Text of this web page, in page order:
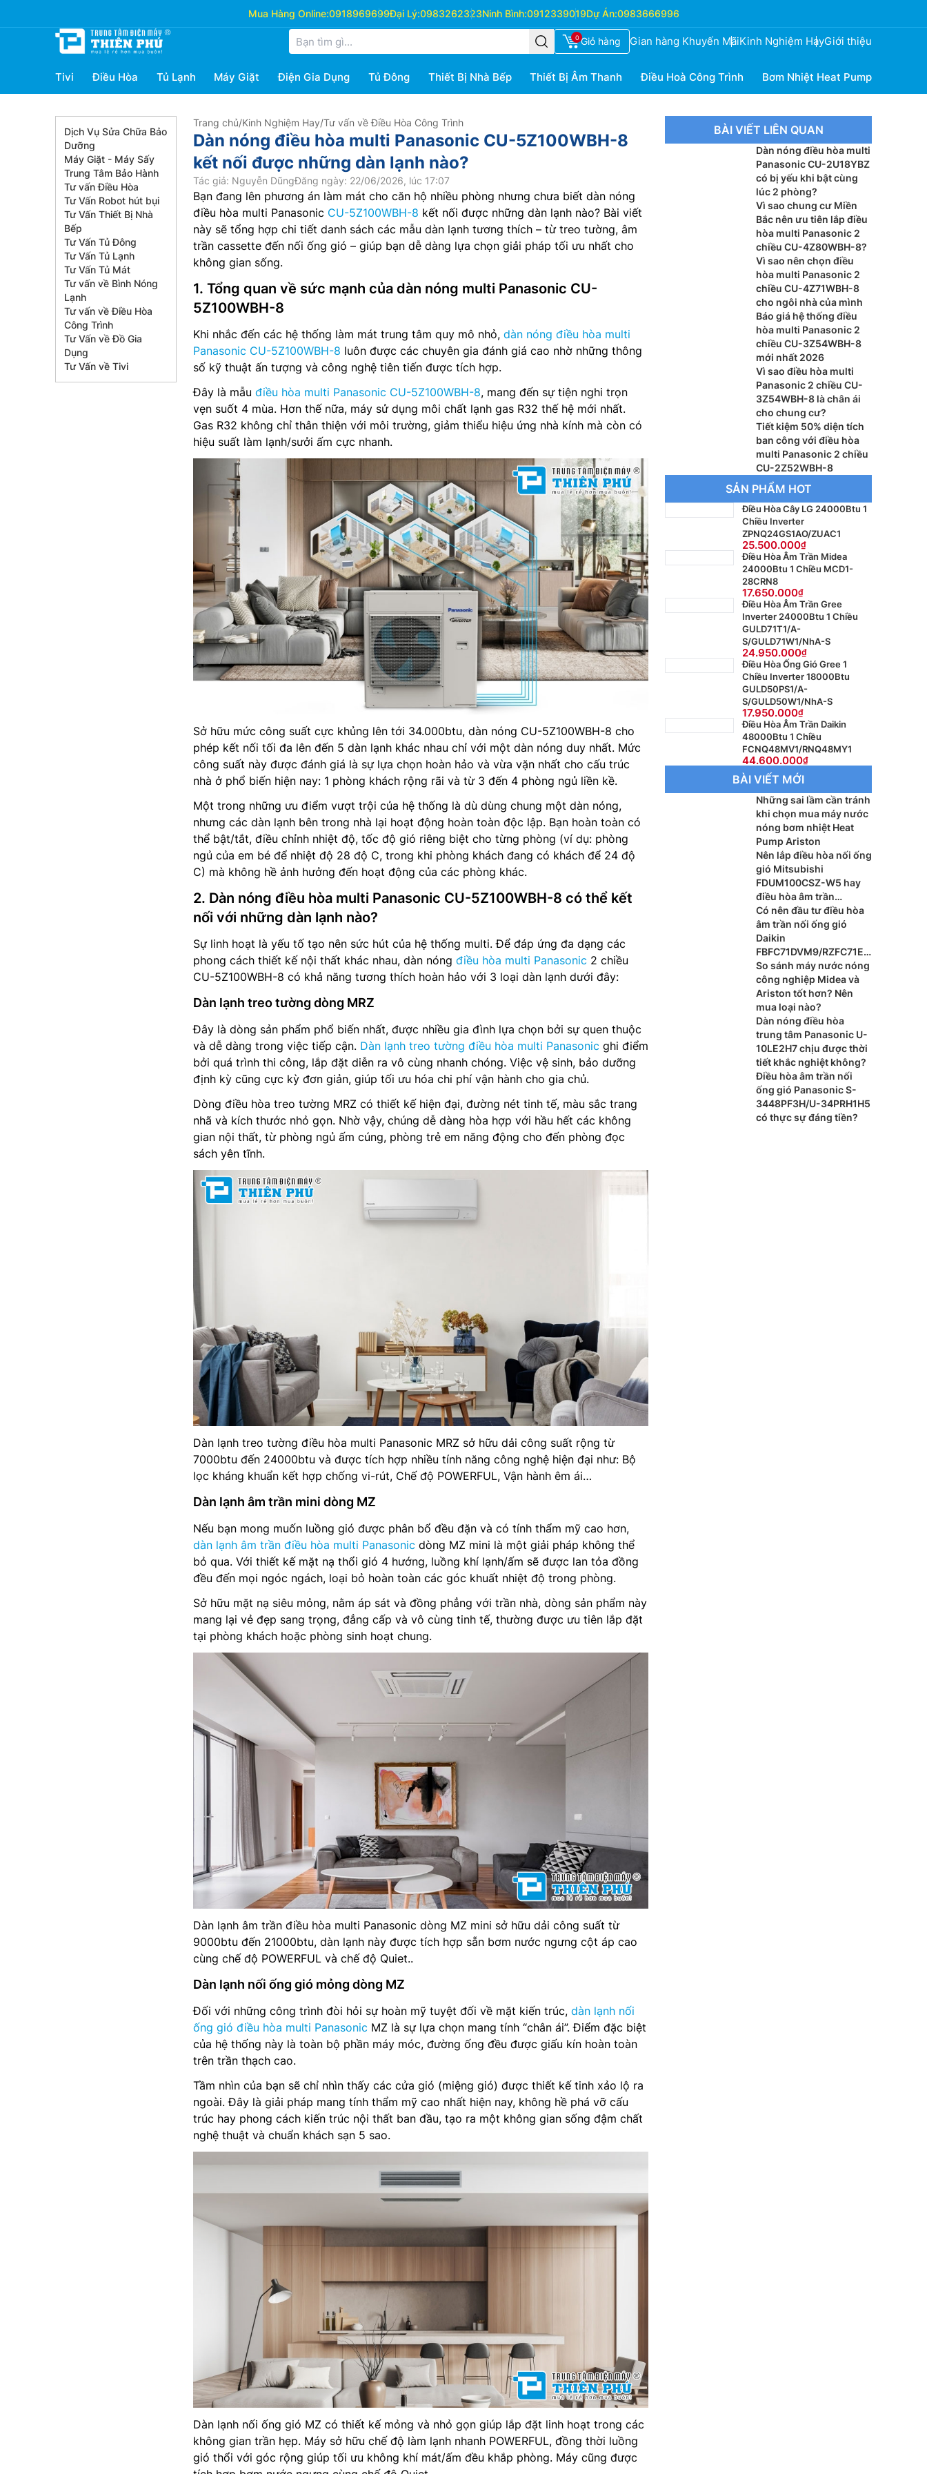
Mua Hàng Online:0918969699Đại Lý:0983262323Ninh Bình:0912339019Dự Án:0983666996
0 Giỏ hàng Gian hàng Khuyến MãiKinh Nghiệm HayGiới thiệu
Tivi Điều Hòa Tủ Lạnh Máy Giặt Điện Gia Dụng Tủ Đông Thiết Bị Nhà Bếp Thiết Bị Âm Thanh Điều Hoà Công Trình Bơm Nhiệt Heat Pump
Dịch Vụ Sửa Chữa Bảo
Dưỡng
Máy Giặt - Máy Sấy
Trung Tâm Bảo Hành
Tư vấn Điều Hòa
Tư Vấn Robot hút bụi
Tư Vấn Thiết Bị Nhà
Bếp
Tư Vấn Tủ Đông
Tư Vấn Tủ Lạnh
Tư Vấn Tủ Mát
Tư vấn về Bình Nóng
Lạnh
Tư vấn về Điều Hòa
Công Trình
Tư Vấn về Đồ Gia
Dụng
Tư Vấn về Tivi
Trang chủ/Kinh Nghiệm Hay/Tư vấn về Điều Hòa Công Trình
Dàn nóng điều hòa multi Panasonic CU-5Z100WBH-8
kết nối được những dàn lạnh nào?
Tác giả: Nguyễn DũngĐăng ngày: 22/06/2026, lúc 17:07
Bạn đang lên phương án làm mát cho căn hộ nhiều phòng nhưng chưa biết dàn nóng
điều hòa multi Panasonic CU-5Z100WBH-8 kết nối được những dàn lạnh nào? Bài viết
này sẽ tổng hợp chi tiết danh sách các mẫu dàn lạnh tương thích – từ treo tường, âm
trần cassette đến nối ống gió – giúp bạn dễ dàng lựa chọn giải pháp tối ưu nhất cho
không gian sống.
1. Tổng quan về sức mạnh của dàn nóng multi Panasonic CU-
5Z100WBH-8
Khi nhắc đến các hệ thống làm mát trung tâm quy mô nhỏ, dàn nóng điều hòa multi
Panasonic CU-5Z100WBH-8 luôn được các chuyên gia đánh giá cao nhờ những thông
số kỹ thuật ấn tượng và công nghệ tiên tiến được tích hợp.
Đây là mẫu điều hòa multi Panasonic CU-5Z100WBH-8, mang đến sự tiện nghi trọn
vẹn suốt 4 mùa. Hơn thế nữa, máy sử dụng môi chất lạnh gas R32 thế hệ mới nhất.
Gas R32 không chỉ thân thiện với môi trường, giảm thiểu hiệu ứng nhà kính mà còn có
hiệu suất làm lạnh/sưởi ấm cực nhanh.
Sở hữu mức công suất cực khủng lên tới 34.000btu, dàn nóng CU-5Z100WBH-8 cho
phép kết nối tối đa lên đến 5 dàn lạnh khác nhau chỉ với một dàn nóng duy nhất. Mức
công suất này được đánh giá là sự lựa chọn hoàn hảo và vừa vặn nhất cho cấu trúc
nhà ở phổ biến hiện nay: 1 phòng khách rộng rãi và từ 3 đến 4 phòng ngủ liền kề.
Một trong những ưu điểm vượt trội của hệ thống là dù dùng chung một dàn nóng,
nhưng các dàn lạnh bên trong nhà lại hoạt động hoàn toàn độc lập. Bạn hoàn toàn có
thể bật/tắt, điều chỉnh nhiệt độ, tốc độ gió riêng biệt cho từng phòng (ví dụ: phòng
ngủ của em bé để nhiệt độ 28 độ C, trong khi phòng khách đang có khách để 24 độ
C) mà không hề ảnh hưởng đến hoạt động của các phòng khác.
2. Dàn nóng điều hòa multi Panasonic CU-5Z100WBH-8 có thể kết
nối với những dàn lạnh nào?
Sự linh hoạt là yếu tố tạo nên sức hút của hệ thống multi. Để đáp ứng đa dạng các
phong cách thiết kế nội thất khác nhau, dàn nóng điều hòa multi Panasonic 2 chiều
CU-5Z100WBH-8 có khả năng tương thích hoàn hảo với 3 loại dàn lạnh dưới đây:
Dàn lạnh treo tường dòng MRZ
Đây là dòng sản phẩm phổ biến nhất, được nhiều gia đình lựa chọn bởi sự quen thuộc
và dễ dàng trong việc tiếp cận. Dàn lạnh treo tường điều hòa multi Panasonic ghi điểm
bởi quá trình thi công, lắp đặt diễn ra vô cùng nhanh chóng. Việc vệ sinh, bảo dưỡng
định kỳ cũng cực kỳ đơn giản, giúp tối ưu hóa chi phí vận hành cho gia chủ.
Dòng điều hòa treo tường MRZ có thiết kế hiện đại, đường nét tinh tế, màu sắc trang
nhã và kích thước nhỏ gọn. Nhờ vậy, chúng dễ dàng hòa hợp với hầu hết các không
gian nội thất, từ phòng ngủ ấm cúng, phòng trẻ em năng động cho đến phòng đọc
sách yên tĩnh.
Dàn lạnh treo tường điều hòa multi Panasonic MRZ sở hữu dải công suất rộng từ
7000btu đến 24000btu và được tích hợp nhiều tính năng công nghệ hiện đại như: Bộ
lọc kháng khuẩn kết hợp chống vi-rút, Chế độ POWERFUL, Vận hành êm ái…
Dàn lạnh âm trần mini dòng MZ
Nếu bạn mong muốn luồng gió được phân bổ đều đặn và có tính thẩm mỹ cao hơn,
dàn lạnh âm trần điều hòa multi Panasonic dòng MZ mini là một giải pháp không thể
bỏ qua. Với thiết kế mặt nạ thổi gió 4 hướng, luồng khí lạnh/ấm sẽ được lan tỏa đồng
đều đến mọi ngóc ngách, loại bỏ hoàn toàn các góc khuất nhiệt độ trong phòng.
Sở hữu mặt nạ siêu mỏng, nằm áp sát và đồng phẳng với trần nhà, dòng sản phẩm này
mang lại vẻ đẹp sang trọng, đẳng cấp và vô cùng tinh tế, thường được ưu tiên lắp đặt
tại phòng khách hoặc phòng sinh hoạt chung.
Dàn lạnh âm trần điều hòa multi Panasonic dòng MZ mini sở hữu dải công suất từ
9000btu đến 21000btu, dàn lạnh này được tích hợp sẵn bơm nước ngưng cột áp cao
cùng chế độ POWERFUL và chế độ Quiet..
Dàn lạnh nối ống gió mỏng dòng MZ
Đối với những công trình đòi hỏi sự hoàn mỹ tuyệt đối về mặt kiến trúc, dàn lạnh nối
ống gió điều hòa multi Panasonic MZ là sự lựa chọn mang tính “chân ái”. Điểm đặc biệt
của hệ thống này là toàn bộ phần máy móc, đường ống đều được giấu kín hoàn toàn
trên trần thạch cao.
Tầm nhìn của bạn sẽ chỉ nhìn thấy các cửa gió (miệng gió) được thiết kế tinh xảo lộ ra
ngoài. Đây là giải pháp mang tính thẩm mỹ cao nhất hiện nay, không hề phá vỡ cấu
trúc hay phong cách kiến trúc nội thất ban đầu, tạo ra một không gian sống đậm chất
nghệ thuật và chuẩn khách sạn 5 sao.
Dàn lạnh nối ống gió MZ có thiết kế mỏng và nhỏ gọn giúp lắp đặt linh hoạt trong các
không gian trần hẹp. Máy sở hữu chế độ làm lạnh nhanh POWERFUL, đồng thời luồng
gió thổi với góc rộng giúp tối ưu không khí mát/ấm đều khắp phòng. Máy cũng được
BÀI VIẾT LIÊN QUAN
Dàn nóng điều hòa multi
Panasonic CU-2U18YBZ
có bị yếu khi bật cùng
lúc 2 phòng?
Vì sao chung cư Miền
Bắc nên ưu tiên lắp điều
hòa multi Panasonic 2
chiều CU-4Z80WBH-8?
Vì sao nên chọn điều
hòa multi Panasonic 2
chiều CU-4Z71WBH-8
cho ngôi nhà của mình
Báo giá hệ thống điều
hòa multi Panasonic 2
chiều CU-3Z54WBH-8
mới nhất 2026
Vì sao điều hòa multi
Panasonic 2 chiều CU-
3Z54WBH-8 là chân ái
cho chung cư?
Tiết kiệm 50% diện tích
ban công với điều hòa
multi Panasonic 2 chiều
CU-2Z52WBH-8
SẢN PHẨM HOT
Điều Hòa Cây LG 24000Btu 1
Chiều Inverter
ZPNQ24GS1AO/ZUAC1
25.500.000
Điều Hòa Âm Trần Midea
24000Btu 1 Chiều MCD1-
28CRN8
17.650.000
Điều Hòa Âm Trần Gree
Inverter 24000Btu 1 Chiều
GULD71T1/A-
S/GULD71W1/NhA-S
24.950.000
Điều Hòa Ống Gió Gree 1
Chiều Inverter 18000Btu
GULD50PS1/A-
S/GULD50W1/NhA-S
17.950.000
Điều Hòa Âm Trần Daikin
48000Btu 1 Chiều
FCNQ48MV1/RNQ48MY1
44.600.000
BÀI VIẾT MỚI
Những sai lầm cần tránh
khi chọn mua máy nước
nóng bơm nhiệt Heat
Pump Ariston
Nên lắp điều hòa nối ống
gió Mitsubishi
FDUM100CSZ-W5 hay
điều hòa âm trần
Mitsubishi FDT100CNZ-
W5 cho phòng khách?
Có nên đầu tư điều hòa
âm trần nối ống gió
Daikin
FBFC71DVM9/RZFC71EV
M cho xu hướng nội thất
cao cấp?
So sánh máy nước nóng
công nghiệp Midea và
Ariston tốt hơn? Nên
mua loại nào?
Dàn nóng điều hòa
trung tâm Panasonic U-
10LE2H7 chịu được thời
tiết khắc nghiệt không?
Điều hòa âm trần nối
ống gió Panasonic S-
3448PF3H/U-34PRH1H5
có thực sự đáng tiền?